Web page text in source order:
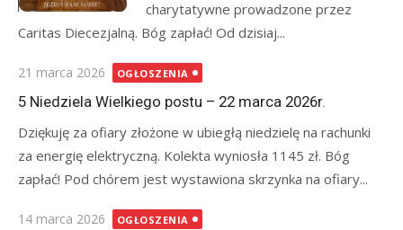
charytatywne prowadzone przez
Caritas Diecezjalną. Bóg zapłać! Od dzisiaj...
Posted
on
21 marca 2026 OGŁOSZENIA
5 Niedziela Wielkiego postu – 22 marca 2026r.
Dziękuję za ofiary złożone w ubiegłą niedzielę na rachunki
za energię elektryczną. Kolekta wyniosła 1145 zł. Bóg
zapłać! Pod chórem jest wystawiona skrzynka na ofiary...
Posted
14 marca 2026 OGŁOSZENIA